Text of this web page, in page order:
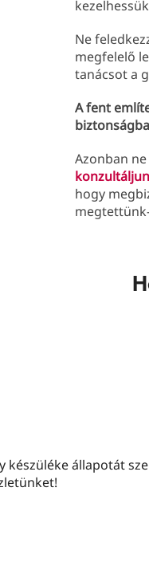
Ne
megfelelő
tanácsot a
A fent
Azonban
hogy
készüléke állapotát